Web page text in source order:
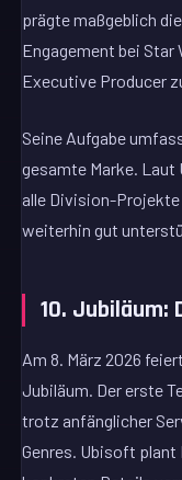
prägte maßgeblich
Engagement bei Star
Executive Producer
Seine Aufgabe
gesamte Marke.
alle Division-
weiterhin gut
10. Jubiläum:
Am 8. März 2026
Jubiläum. Der erste
trotz anfänglicher
Genres. Ubisoft plant